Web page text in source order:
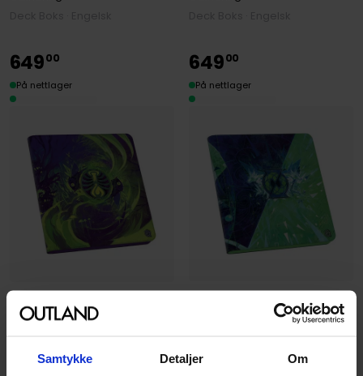
Samtykke Detaljer Om
Zipfolio 18-Pocket
Strixhaven XenoSkin (480)
64900
På nettlager
Zipfolio 18-Pocket
Strixhaven XenoSkin (480)
64900
På nettlager